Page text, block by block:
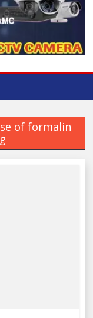
of formalin